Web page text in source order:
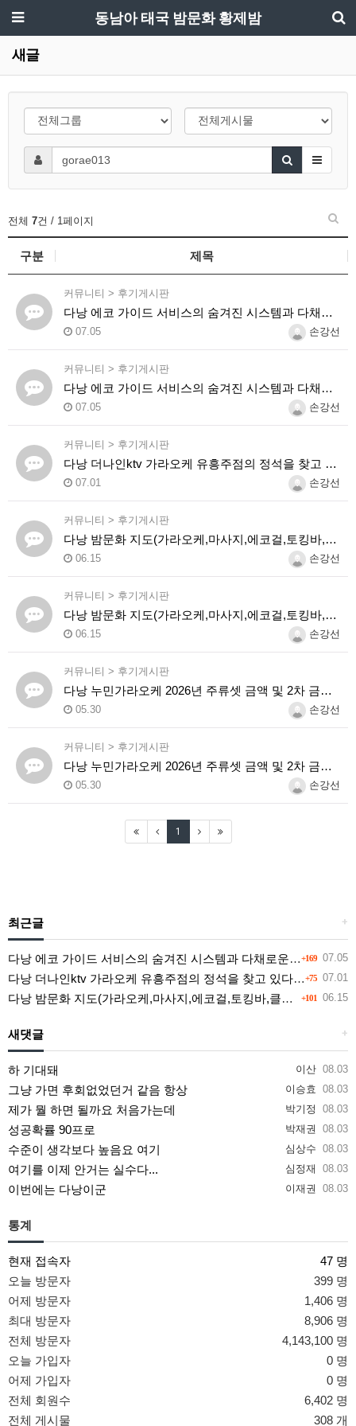
동남아 태국 밤문화 황제밤
새글
전체 7건 / 1페이지
구분 제목
커뮤니티 > 후기게시판
다낭 에코 가이드 서비스의 숨겨진 시스템과 다채로운 인력 풀의 진실
손강선
07.05
커뮤니티 > 후기게시판
다낭 에코 가이드 서비스의 숨겨진 시스템과 다채로운 인력 풀의 진실
손강선
07.05
커뮤니티 > 후기게시판
다낭 더나인ktv 가라오케 유흥주점의 정석을 찾고 있다면 여기
손강선
07.01
커뮤니티 > 후기게시판
다낭 밤문화 지도(가라오케,마사지,에코걸,토킹바,클럽) 유흥별 가격 및 후기공유
손강선
06.15
커뮤니티 > 후기게시판
다낭 밤문화 지도(가라오케,마사지,에코걸,토킹바,클럽) 유흥별 가격 및 후기공유
손강선
06.15
커뮤니티 > 후기게시판
다낭 누민가라오케 2026년 주류셋 금액 및 2차 금액소개
손강선
05.30
커뮤니티 > 후기게시판
다낭 누민가라오케 2026년 주류셋 금액 및 2차 금액소개
손강선
05.30
1
+
최근글
+169 07.05
다낭 에코 가이드 서비스의 숨겨진 시스템과 다채로운 인력 풀의 진실
+75 07.01
다낭 더나인ktv 가라오케 유흥주점의 정석을 찾고 있다면 여기
+101 06.15
다낭 밤문화 지도(가라오케,마사지,에코걸,토킹바,클럽) 유흥별 가격 및 후기공유
+
새댓글
이산 08.03
하 기대돼
이승효 08.03
그냥 가면 후회없었던거 같음 항상
박기정 08.03
제가 뭘 하면 될까요 처음가는데
박재권 08.03
성공확률 90프로
심상수 08.03
수준이 생각보다 높음요 여기
심정재 08.03
여기를 이제 안거는 실수다...
이재권 08.03
이번에는 다낭이군
통계
현재 접속자
47 명
오늘 방문자
399 명
어제 방문자
1,406 명
최대 방문자
8,906 명
전체 방문자
4,143,100 명
오늘 가입자
0 명
어제 가입자
0 명
전체 회원수
6,402 명
전체 게시물
308 개